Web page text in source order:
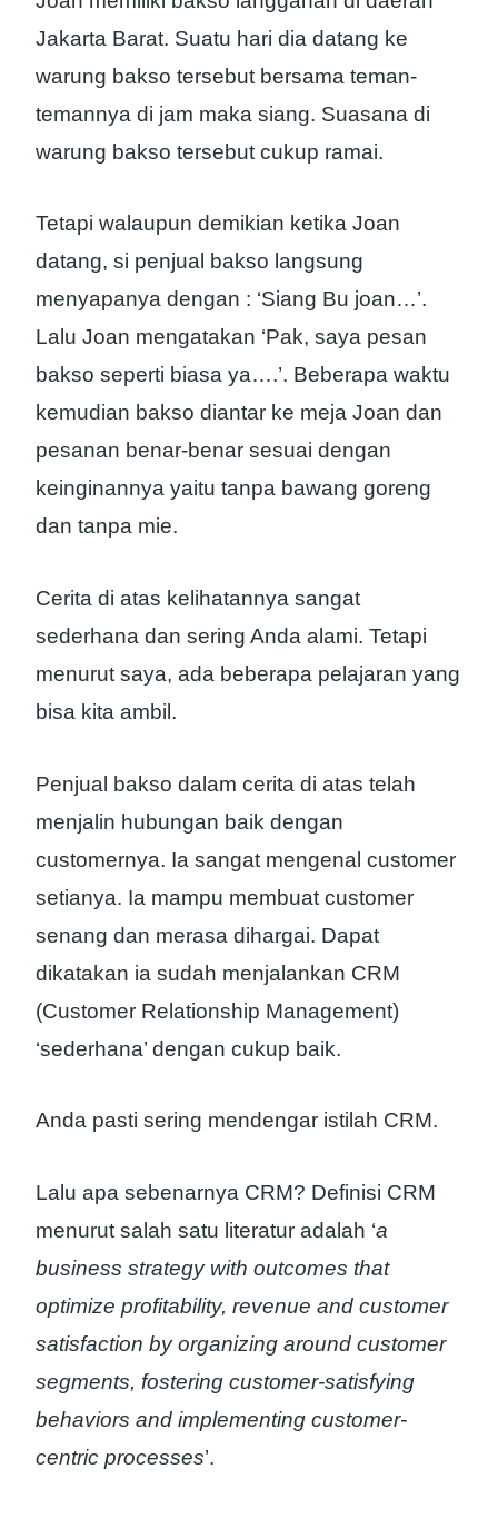
Jakarta Barat. Suatu hari dia datang ke
warung bakso tersebut bersama teman-
temannya di jam maka siang. Suasana di
warung bakso tersebut cukup ramai.
Tetapi walaupun demikian ketika Joan
datang, si penjual bakso langsung
menyapanya dengan : ‘Siang Bu joan…’.
Lalu Joan mengatakan ‘Pak, saya pesan
bakso seperti biasa ya….’. Beberapa waktu
kemudian bakso diantar ke meja Joan dan
pesanan benar-benar sesuai dengan
keinginannya yaitu tanpa bawang goreng
dan tanpa mie.
Cerita di atas kelihatannya sangat
sederhana dan sering Anda alami. Tetapi
menurut saya, ada beberapa pelajaran yang
bisa kita ambil.
Penjual bakso dalam cerita di atas telah
menjalin hubungan baik dengan
customernya. Ia sangat mengenal customer
setianya. Ia mampu membuat customer
senang dan merasa dihargai. Dapat
dikatakan ia sudah menjalankan CRM
(Customer Relationship Management)
‘sederhana’ dengan cukup baik.
Anda pasti sering mendengar istilah CRM.
Lalu apa sebenarnya CRM? Definisi CRM
menurut salah satu literatur adalah ‘a
business strategy with outcomes that
optimize profitability, revenue and customer
satisfaction by organizing around customer
segments, fostering customer-satisfying
behaviors and implementing customer-
centric processes’.